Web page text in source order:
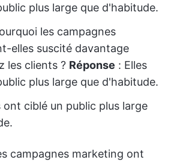
plus large que d'habitude.
les campagnes
elles suscité davantage
les clients ? Réponse : Elles
plus large que d'habitude.
ont ciblé un public plus large
campagnes marketing ont